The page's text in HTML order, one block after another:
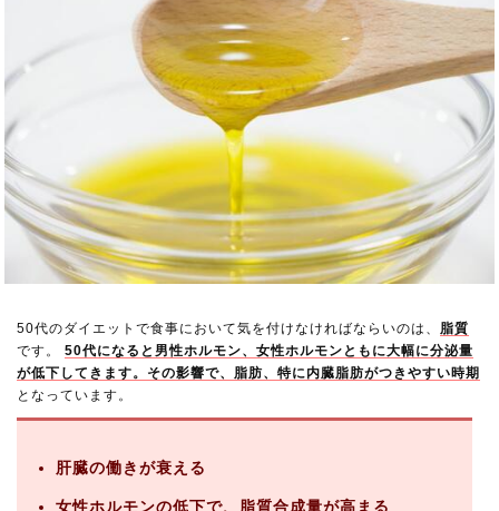
50代のダイエットで食事において気を付けなければならいのは、 脂質
です。50代になると男性ホルモン、女性ホルモンともに大幅に分泌量
が低下してきます。その影響で、脂肪、特に内臓脂肪がつきやすい時期
となっています。
肝臓の働きが衰える
女性ホルモンの低下で、脂質合成量が高まる